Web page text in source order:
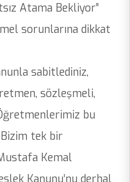
Atama Bekliyor”
sorunlarına dikkat
sabitlediniz,
sözleşmeli,
bu
tek bir
Kemal